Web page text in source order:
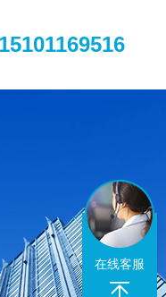
15101169516
在线客服